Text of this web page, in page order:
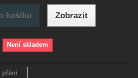
košíku Zobrazit
Není skladem
přání